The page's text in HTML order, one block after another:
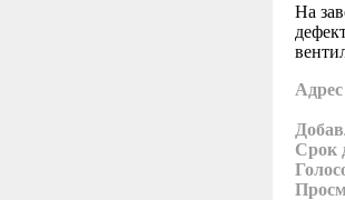
На
Срок